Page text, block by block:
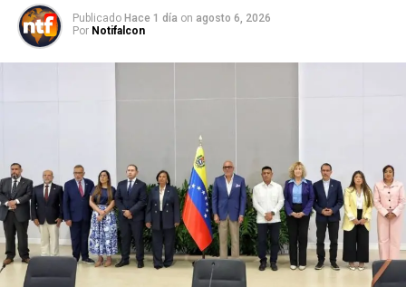
Publicado Hace 1 día on agosto 6, 2026
Por Notifalcon